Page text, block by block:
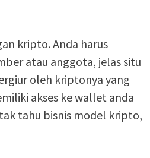
kripto. Anda harus
atau anggota, jelas situ
oleh kriptonya yang
akses ke wallet anda
tahu bisnis model kripto,